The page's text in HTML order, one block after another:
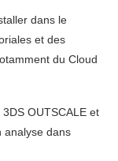
dans le
et des
du Cloud
OUTSCALE et
analyse dans